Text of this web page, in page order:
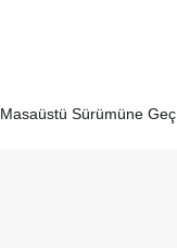
Masaüstü Sürümüne Geç